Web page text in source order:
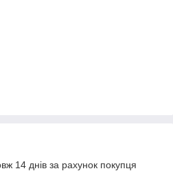
14 днів за рахунок покупця